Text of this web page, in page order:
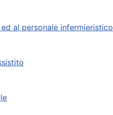
al personale infermieristico